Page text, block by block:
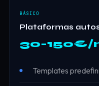
BÁSICO
Plataformas
30-150€/
Templates